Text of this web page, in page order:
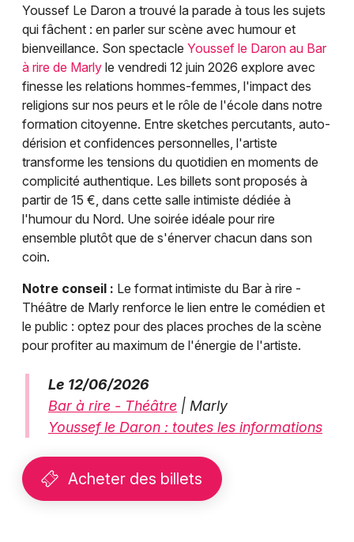
Youssef Le Daron a trouvé la parade à tous les sujets
qui fâchent : en parler sur scène avec humour et
bienveillance. Son spectacle Youssef le Daron au Bar
à rire de Marly le vendredi 12 juin 2026 explore avec
finesse les relations hommes-femmes, l'impact des
religions sur nos peurs et le rôle de l'école dans notre
formation citoyenne. Entre sketches percutants, auto-
dérision et confidences personnelles, l'artiste
transforme les tensions du quotidien en moments de
complicité authentique. Les billets sont proposés à
partir de 15 €, dans cette salle intimiste dédiée à
l'humour du Nord. Une soirée idéale pour rire
ensemble plutôt que de s'énerver chacun dans son
coin.
Notre conseil : Le format intimiste du Bar à rire -
Théâtre de Marly renforce le lien entre le comédien et
le public : optez pour des places proches de la scène
pour profiter au maximum de l'énergie de l'artiste.
Le 12/06/2026
Bar à rire - Théâtre | Marly
Youssef le Daron : toutes les informations
Acheter des billets